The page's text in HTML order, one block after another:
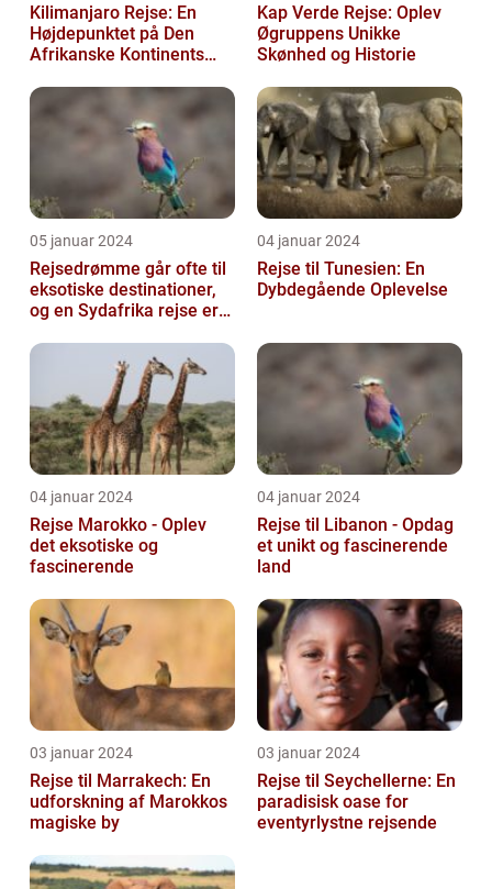
Kilimanjaro Rejse: En
Højdepunktet på Den
Afrikanske Kontinents
Kap Verde Rejse: Oplev
Øgruppens Unikke
Skønhed og Historie
05 januar 2024
Rejsedrømme går ofte til
eksotiske destinationer,
og en Sydafrika rejse er
ofte...
04 januar 2024
Rejse til Tunesien: En
Dybdegående Oplevelse
04 januar 2024
Rejse Marokko - Oplev
det eksotiske og
fascinerende
04 januar 2024
Rejse til Libanon - Opdag
et unikt og fascinerende
land
03 januar 2024
Rejse til Marrakech: En
udforskning af Marokkos
magiske by
03 januar 2024
Rejse til Seychellerne: En
paradisisk oase for
eventyrlystne rejsende